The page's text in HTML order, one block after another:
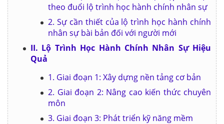
theo đuổi lộ trình học hành chính nhân sự
2. Sự cần thiết của lộ trình học hành chính
nhân sự bài bản đối với người mới
II. Lộ Trình Học Hành Chính Nhân Sự Hiệu
Quả
1. Giai đoạn 1: Xây dựng nền tảng cơ bản
2. Giai đoạn 2: Nâng cao kiến thức chuyên
môn
3. Giai đoạn 3: Phát triển kỹ năng mềm